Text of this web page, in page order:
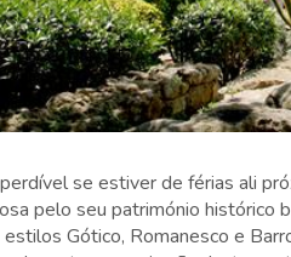
se estiver de férias ali
pelo seu património histórico
Gótico, Romanesco e